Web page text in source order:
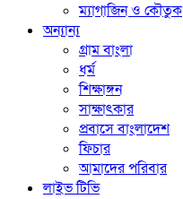
ম্যাগাজিন ও কৌতুক
অন্যান্য
গ্রাম বাংলা
ধর্ম
শিক্ষাঙ্গন
সাক্ষাৎকার
প্রবাসে বাংলাদেশ
ফিচার
আমাদের পরিবার
লাইভ টিভি